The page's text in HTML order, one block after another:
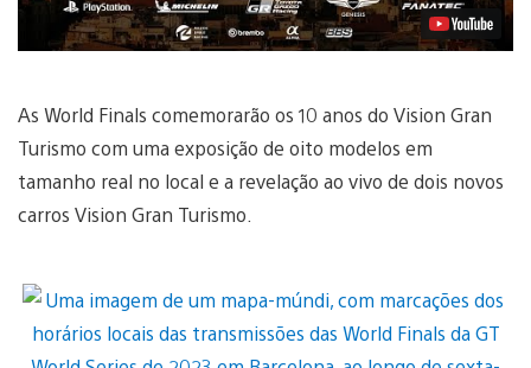
As World Finals comemorarão os 10 anos do Vision Gran
Turismo com uma exposição de oito modelos em
tamanho real no local e a revelação ao vivo de dois novos
carros Vision Gran Turismo.